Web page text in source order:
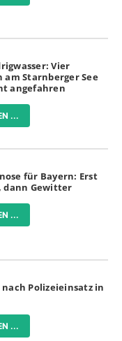
Vier
Starnberger See
angefahren
...
für Bayern: Erst
dann Gewitter
...
Polizeieinsatz in
...